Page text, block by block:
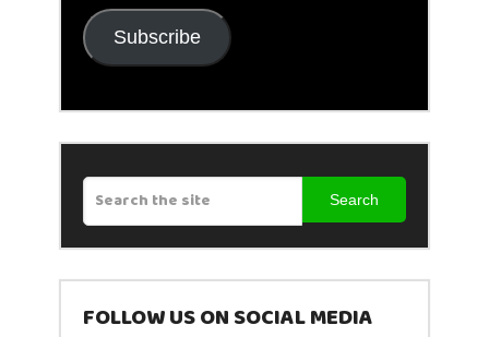
Subscribe
Search
FOLLOW US ON SOCIAL MEDIA